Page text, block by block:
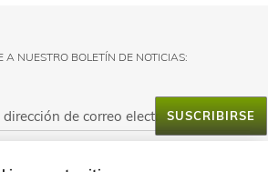
A NUESTRO BOLETÍN DE NOTICIAS:
SUSCRIBIRSE